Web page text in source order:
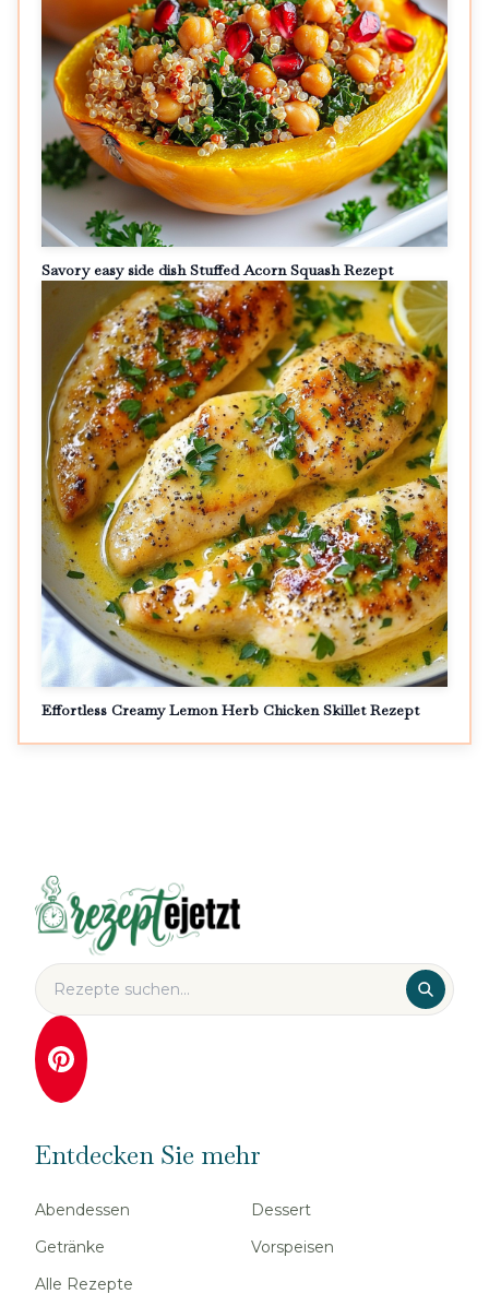
Savory easy side dish Stuffed Acorn Squash Rezept
Effortless Creamy Lemon Herb Chicken Skillet Rezept
Entdecken Sie mehr
Abendessen
Dessert
Getränke
Vorspeisen
Alle Rezepte